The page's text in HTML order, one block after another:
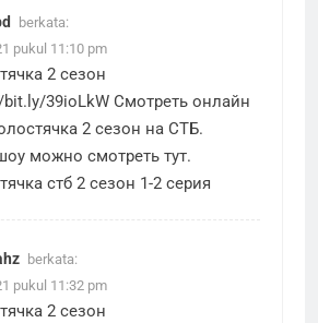
berkata:
pukul 11:10 pm
2 сезон
bit.ly/39ioLkW Смотреть онлайн
2 сезон на СТБ.
можно смотреть тут.
стб 2 сезон 1-2 серия
berkata:
pukul 11:32 pm
2 сезон